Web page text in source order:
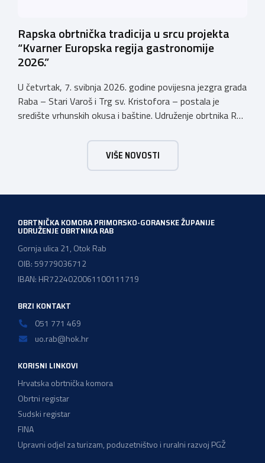
Rapska obrtnička tradicija u srcu projekta
“Kvarner Europska regija gastronomije
2026.”
U četvrtak, 7. svibnja 2026. godine povijesna jezgra grada
Raba – Stari Varoš i Trg sv. Kristofora – postala je
središte vrhunskih okusa i baštine. Udruženje obrtnika Rab
manifestacije kojom Kvarner i službeno započinje svoju
godinu kao Europska regija gastronomije. Pod sloganom
Kvarner za stolom – Povratak baštini, […]
VIŠE NOVOSTI
OBRTNIČKA KOMORA PRIMORSKO-GORANSKE ŽUPANIJE
UDRUŽENJE OBRTNIKA RAB
Gornja ulica 21, Otok Rab
OIB: 59779036712
IBAN: HR7224020061100111719
BRZI KONTAKT
051 771 469
uo.rab@hok.hr
KORISNI LINKOVI
Hrvatska obrtnička komora
Obrtni registar
Sudski registar
FINA
Upravni odjel za turizam, poduzetništvo i ruralni razvoj PGŽ